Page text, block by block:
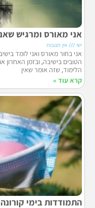
אני מאורס ומרגיש
ישי אין תגובות
אני בחור מאורס ואני לומד
הטובים בישיבה, ובזמן האחרון
הלימוד, שזה אומר שאין
קרא עוד »
התמודדות בימי